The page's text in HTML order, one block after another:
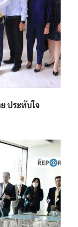
ประทับใจ